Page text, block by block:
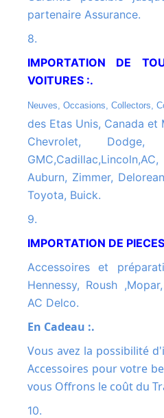
partenaire Assurance.
8.
IMPORTATION DE TOUTES MARQUES DE
VOITURES :.
Neuves, Occasions, Collectors,
des Etas Unis, Canada
Chevrolet, Dodge,
Auburn, Zimmer,
Toyota, Buick.
9.
IMPORTATION DE
Accessoires et préparation de votre voiture
Hennessy, Roush
AC Delco.
En Cadeau :.
Vous avez la possibilité d'importer vos Pièces et
Accessoires pour votre
vous Offrons le coût du
10.